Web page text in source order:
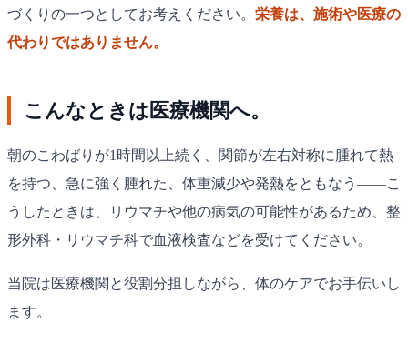
づくりの一つとしてお考えください。 栄養は、施術や医療の
代わりではありません。
こんなときは医療機関へ。
朝のこわばりが1時間以上続く、関節が左右対称に腫れて熱
を持つ、急に強く腫れた、体重減少や発熱をともなう——こ
うしたときは、リウマチや他の病気の可能性があるため、整
形外科・リウマチ科で血液検査などを受けてください。
当院は医療機関と役割分担しながら、体のケアでお手伝いし
ます。